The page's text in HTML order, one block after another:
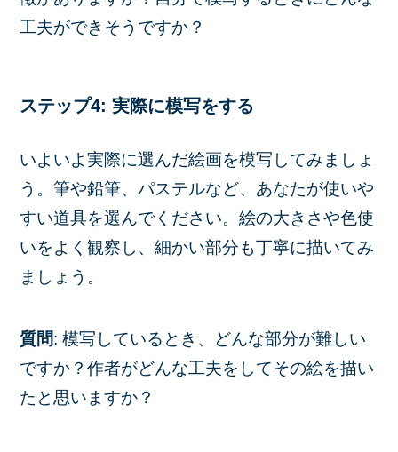
工夫ができそうですか？
ステップ4: 実際に模写をする
いよいよ実際に選んだ絵画を模写してみましょ
う。筆や鉛筆、パステルなど、あなたが使いや
すい道具を選んでください。絵の大きさや色使
いをよく観察し、細かい部分も丁寧に描いてみ
ましょう。
質問: 模写しているとき、どんな部分が難しい
ですか？作者がどんな工夫をしてその絵を描い
たと思いますか？